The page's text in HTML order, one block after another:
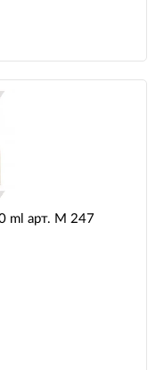
ml арт. M 247